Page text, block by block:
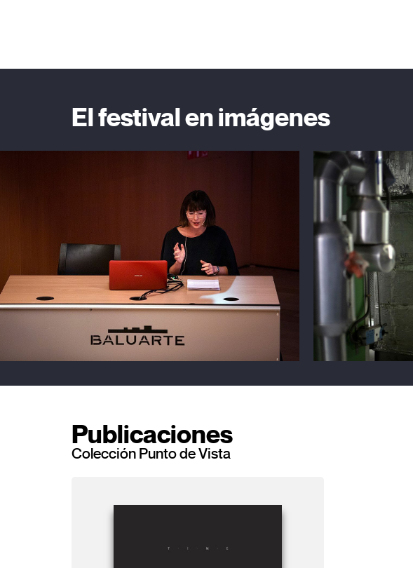
El festival en imágenes
Publicaciones
Colección Punto de Vista